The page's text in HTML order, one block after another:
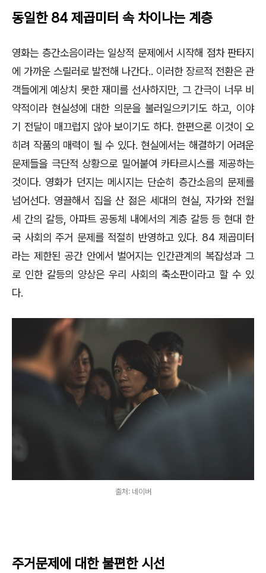
동일한 84 제곱미터 속 차이나는 계층
영화는 층간소음이라는 일상적 문제에서 시작해 점차 판타지
에 가까운 스릴러로 발전해 나간다.. 이러한 장르적 전환은 관
객들에게 예상치 못한 재미를 선사하지만, 그 간극이 너무 비
약적이라 현실성에 대한 의문을 불러일으키기도 하고, 이야
기 전달이 매끄럽지 않아 보이기도 하다. 한편으론 이것이 오
히려 작품의 매력이 될 수 있다. 현실에서는 해결하기 어려운
문제들을 극단적 상황으로 밀어붙여 카타르시스를 제공하는
것이다. 영화가 던지는 메시지는 단순히 층간소음의 문제를
넘어선다. 영끌해서 집을 산 젊은 세대의 현실 ,자가와 전월
세 간의 갈등, 아파트 공동체 내에서의 계층 갈등 등 현대 한
국 사회의 주거 문제를 적절히 반영하고 있다. 84 제곱미터
라는 제한된 공간 안에서 벌어지는 인간관계의 복잡성과 그
로 인한 갈등의 양상은 우리 사회의 축소판이라고 할 수 있
다.
출처: 네이버
주거문제에 대한 불편한 시선